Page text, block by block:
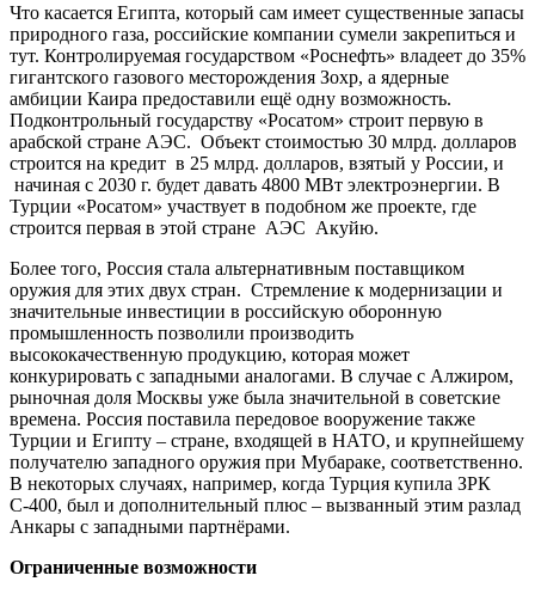
Что касается Египта, который сам имеет существенные запасы
природного газа, российские компании сумели закрепиться и
тут. Контролируемая государством «Роснефть» владеет до 35%
гигантского газового месторождения Зохр, а ядерные
амбиции Каира предоставили ещё одну возможность.
Подконтрольный государству «Росатом» строит первую в
арабской стране АЭС. Объект стоимостью 30 млрд. долларов
строится на кредит в 25 млрд. долларов, взятый у России, и
начиная с 2030 г. будет давать 4800 МВт электроэнергии. В
Турции «Росатом» участвует в подобном же проекте, где
строится первая в этой стране АЭС Акуйю.
Более того, Россия стала альтернативным поставщиком
оружия для этих двух стран. Стремление к модернизации и
значительные инвестиции в российскую оборонную
промышленность позволили производить
высококачественную продукцию, которая может
конкурировать с западными аналогами. В случае с Алжиром,
рыночная доля Москвы уже была значительной в советские
времена. Россия поставила передовое вооружение также
Турции и Египту – стране, входящей в НАТО, и крупнейшему
получателю западного оружия при Мубараке, соответственно.
В некоторых случаях, например, когда Турция купила ЗРК
С-400, был и дополнительный плюс – вызванный этим разлад
Анкары с западными партнёрами.
Ограниченные возможности